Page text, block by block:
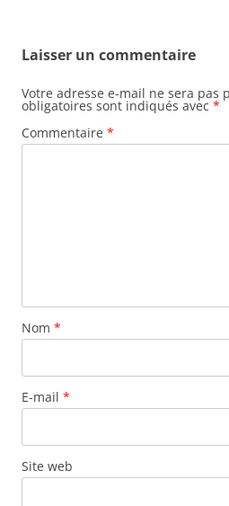
g
a
t
i
t
c
e
s
Laisser un commentaire
Votre adresse e-mail ne sera pas
obligatoires sont indiqués avec *
Commentaire *
Nom *
E-mail *
Site web